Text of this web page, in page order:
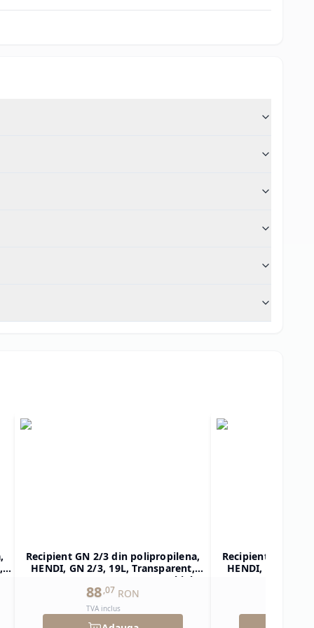
Recipient GN 2/3 din polipropilena,
HENDI, GN 2/3, 19L, Transparent,
354x325x(H)200mm, Dreptunghiular
88,07 RON
TVA inclus
Recipient GN 1/2
HENDI, GN 1/2,